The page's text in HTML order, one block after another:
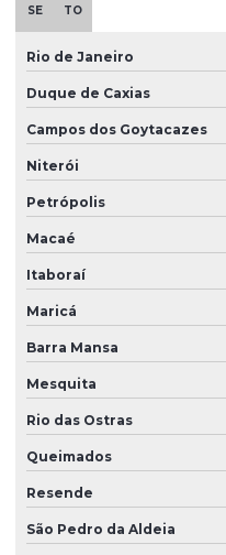
Oring de vedação silicone
Peças de borracha
Peças de borracha sob
Peças de borracha
Peças especiais em silicone
Peças industriais de borracha
Peças em silicone
Peças de silicone atacado
Peças de silicone sob
Peças de silicone sob medida
Peças de silicone sob medida
Peças técnicas
SE TO
Rio de Janeiro
Duque de Caxias
Campos dos Goytacazes
Niterói
Petrópolis
Macaé
Itaboraí
Maricá
Barra Mansa
Mesquita
Rio das Ostras
Queimados
Resende
São Pedro da Aldeia